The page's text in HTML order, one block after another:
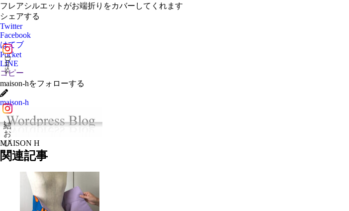
Dress
結いおび
フレアシルエットがお端折りをカバーしてくれます
シェアする
Twitter
Facebook
はてブ
Pocket
LINE
コピー
maison-hをフォローする
maison-h
MAISON H
関連記事